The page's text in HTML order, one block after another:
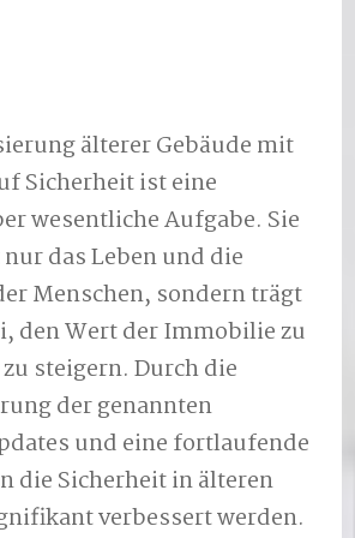
älterer Gebäude mit
Sicherheit ist eine
wesentliche Aufgabe. Sie
das Leben und die
Menschen, sondern trägt
den Wert der Immobilie zu
steigern. Durch die
der genannten
und eine fortlaufende
die Sicherheit in älteren
verbessert werden.